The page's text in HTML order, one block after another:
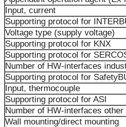
Input, current
Supporting protocol for
Voltage type (supply voltage)
Supporting protocol for KNX
Supporting protocol for
Number of HW-interfaces
Supporting protocol for
Input, thermocouple
Supporting protocol for ASI
Number of HW-interfaces other
Wall mounting/direct mounting